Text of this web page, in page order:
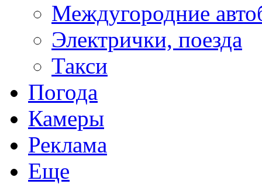
Междугородние
Электрички, поезда
Такси
Погода
Камеры
Реклама
Еще